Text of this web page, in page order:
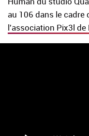
au 106 dans le cadre
l'association Pix3l de